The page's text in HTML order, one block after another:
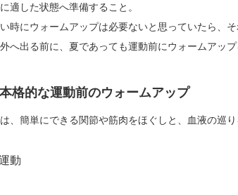
適した状態へ準備すること。
時にウォームアップは必要ないと思っていたら、そ
へ出る前に、夏であっても運動前にウォームアップ
格的な運動前のウォームアップ
、簡単にできる関節や筋肉をほぐしと、血液の巡り
動